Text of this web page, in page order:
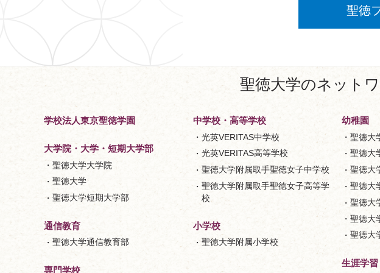
聖徳
聖徳大学のネット
学校法人東京聖徳学園
大学院・大学・短期大学部
聖徳大学大学院
聖徳大学
聖徳大学短期大学部
通信教育
聖徳大学通信教育部
専門学校
中学校・高等学校
光英VERITAS中学校
光英VERITAS高等学校
聖徳大学附属取手聖徳女子中学校
聖徳大学附属取手聖徳女子高等学
校
小学校
聖徳大学附属小学校
幼稚園
聖徳大
聖徳大
聖徳大
聖徳大
聖徳大
聖徳大
聖徳大
生涯学習